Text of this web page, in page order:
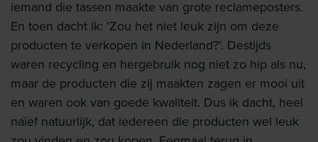
iemand die tassen maakte van grote reclameposters.
En toen dacht ik: ‘Zou het niet leuk zijn om deze
producten te verkopen in Nederland?’. Destijds
waren recycling en hergebruik nog niet zo hip als nu,
maar de producten die zij maakten zagen er mooi uit
en waren ook van goede kwaliteit. Dus ik dacht, heel
naïef natuurlijk, dat iedereen die producten wel leuk